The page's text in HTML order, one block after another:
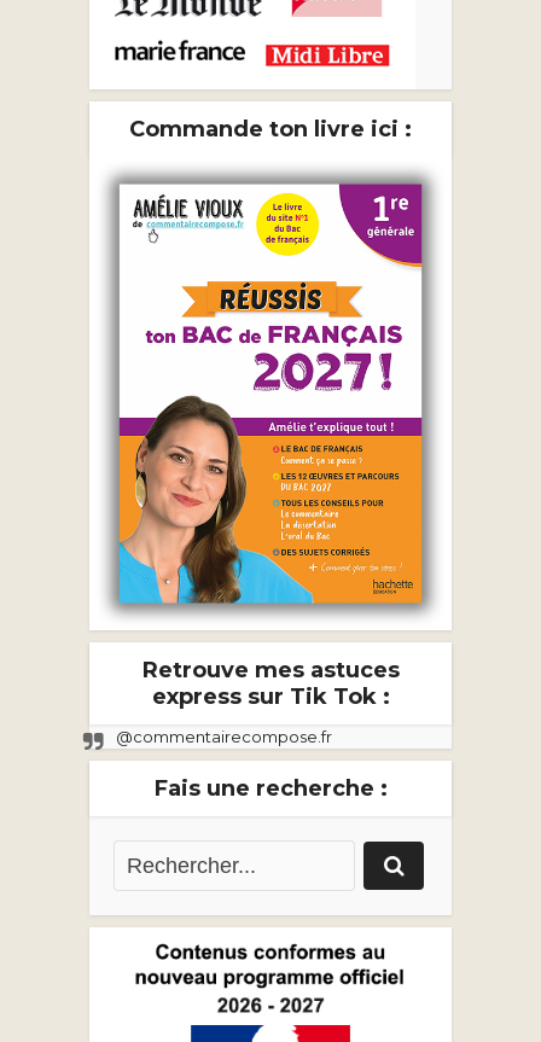
Commande ton livre ici :
Retrouve mes astuces
express sur Tik Tok :
@commentairecompose.fr
Fais une recherche :